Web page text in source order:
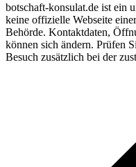
botschaft-konsulat.de ist ein
keine offizielle Webseite
Behörde. Kontaktdaten,
können sich ändern. Prüfen
Besuch zusätzlich bei der